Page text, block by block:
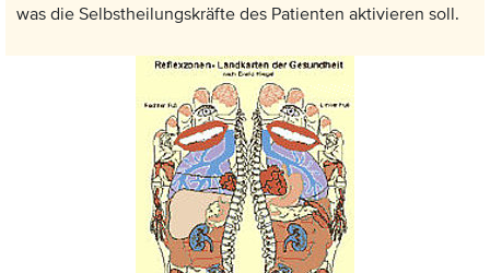
was die Selbstheilungskräfte des Patienten aktivieren soll.